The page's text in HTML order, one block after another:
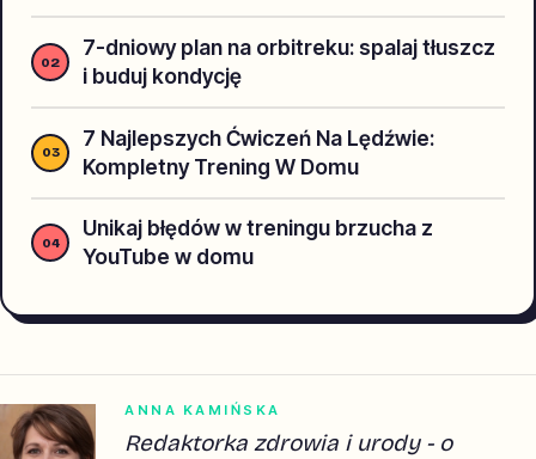
7-dniowy plan na orbitreku: spalaj tłuszcz
i buduj kondycję
7 Najlepszych Ćwiczeń Na Lędźwie:
Kompletny Trening W Domu
Unikaj błędów w treningu brzucha z
YouTube w domu
ANNA KAMIŃSKA
Redaktorka zdrowia i urody - o